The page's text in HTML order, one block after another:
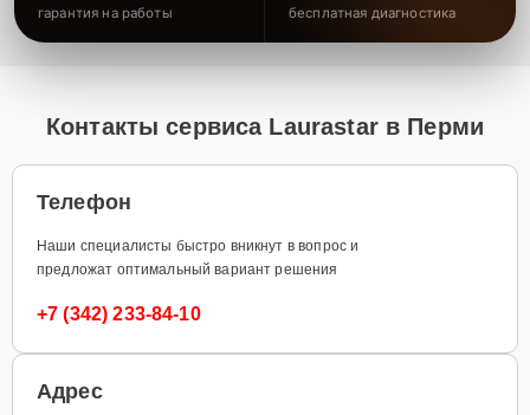
гарантия на работы бесплатная диагностика
Контакты сервиса Laurastar в Перми
Телефон
Наши специалисты быстро вникнут в вопрос и
предложат оптимальный вариант решения
+7 (342) 233-84-10
Адрес